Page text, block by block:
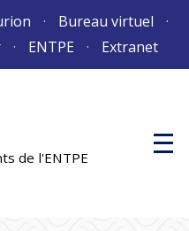
Bureau virtuel
ENTPE Extranet
de l'ENTPE
M
e